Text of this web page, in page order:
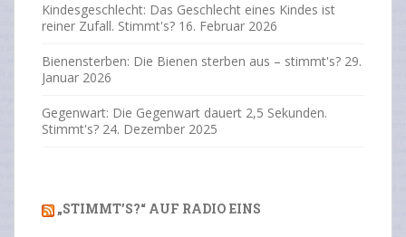
Kindesgeschlecht: Das Geschlecht eines Kindes ist
reiner Zufall. Stimmt's? 16. Februar 2026
Bienensterben: Die Bienen sterben aus – stimmt's? 29.
Januar 2026
Gegenwart: Die Gegenwart dauert 2,5 Sekunden.
Stimmt's? 24. Dezember 2025
„STIMMT’S?“ AUF RADIO EINS